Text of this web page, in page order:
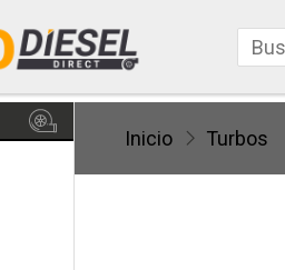
Inicio Turbos